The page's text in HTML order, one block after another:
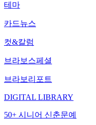
테마
카드뉴스
컷&칼럼
브라보스페셜
브라보리포트
DIGITAL LIBRARY
50+ 시니어 신춘문예